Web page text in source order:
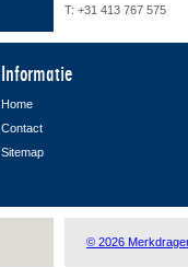
T: +31 413 767 575
Informatie
Home
Contact
Sitemap
© 2026